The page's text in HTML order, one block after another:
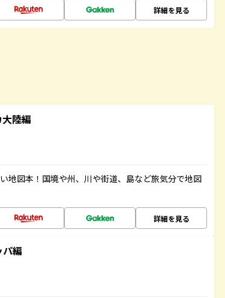
詳細を見る
陸編
地図本！国境や州、川や街道、島など旅気分で地図
詳細を見る
編